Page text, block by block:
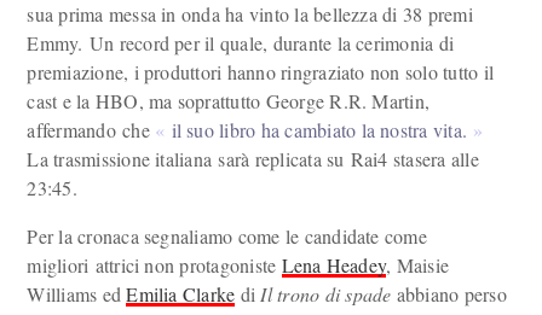
sua prima messa in onda ha vinto la bellezza di 38 premi
Emmy. Un record per il quale, durante la cerimonia di
premiazione, i produttori hanno ringraziato non solo tutto il
cast e la HBO, ma soprattutto George R.R. Martin,
affermando che
il suo libro ha cambiato la nostra vita.
La trasmissione italiana sarà replicata su Rai4 stasera alle
23:45.
Per la cronaca segnaliamo come le candidate come
migliori attrici non protagoniste Lena Headey, Maisie
Williams edEmilia Clarke di Il trono di spade abbiano perso